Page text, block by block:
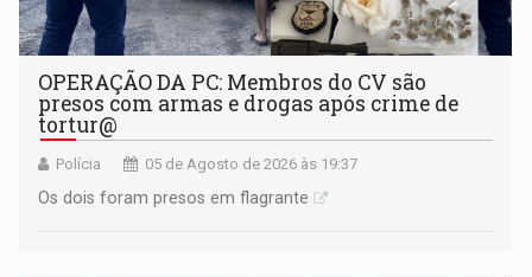
OPERAÇÃO DA PC: Membros do CV são
presos com armas e drogas após crime de
tortur@
Polícia 05 de Agosto de 2026 às 19:37
Os dois foram presos em flagrante